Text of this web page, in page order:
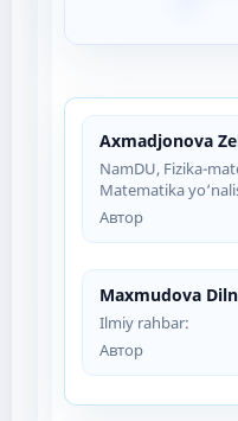
Axmadjonova
NamDU, Fizika-
Matematika
Автор
Maxmudova
Ilmiy rahbar:
Автор